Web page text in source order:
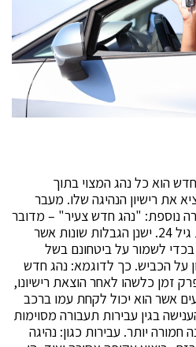
הוא כל נהג המצוי בתוך
את רישיון הנהיגה שלו. מעבר
נוספת: "נהג חדש צעיר" – מדובר
בנהג חדש אשר איננו עבר את גיל 24. ישנן הגבלות שונות אשר
לשמור על ביטחונם בשל
על הכביש. כך לדוגמא: נהג חדש
זמן כלשהו לאחר הוצאת רישיונו,
אשר הוא יכול לקחת עמו ברכב
בגין עבירות תעבורה מסוימות
יותר. עבירות כגון: נהיגה